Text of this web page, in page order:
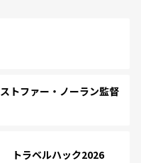
トファー・ノーラン監督
トラベルハック2026